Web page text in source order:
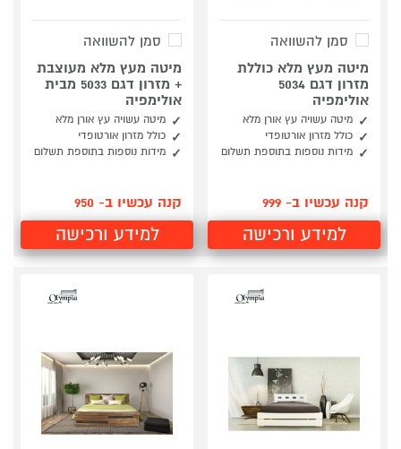
סמן להשוואה
מיטה מעץ מלא כוללת
מזרון דגם 5034
אולימפיה
מיטה עשויה עץ אורן מלא
כולל מזרון אורטופדי
מידות נוספות בתוספת תשלום
קנה עכשיו ב- 999
למידע ורכישה
סמן להשוואה
מיטה מעץ מלא מעוצבת
+ מזרון דגם 5033 מבית
אולימפיה
מיטה עשויה עץ אורן מלא
כולל מזרון אורטופדי
מידות נוספות בתוספת תשלום
קנה עכשיו ב- 950
למידע ורכישה